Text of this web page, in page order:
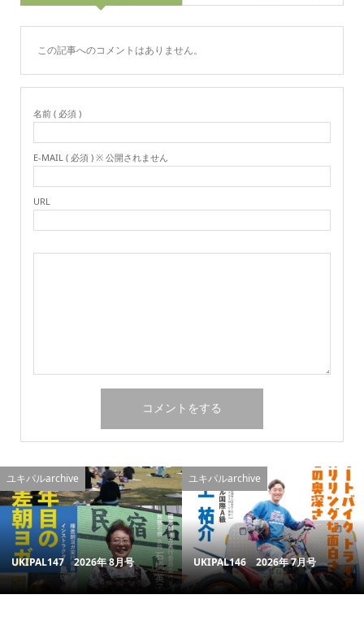
この記事へのコメントはありません。
名前 ( 必須 )
E-MAIL ( 必須 ) ※ 公開されません
URL
ユキパルarchive
UKIPAL147 2026年 8月号
ユキパルarchive
UKIPAL146 2026年 7月号